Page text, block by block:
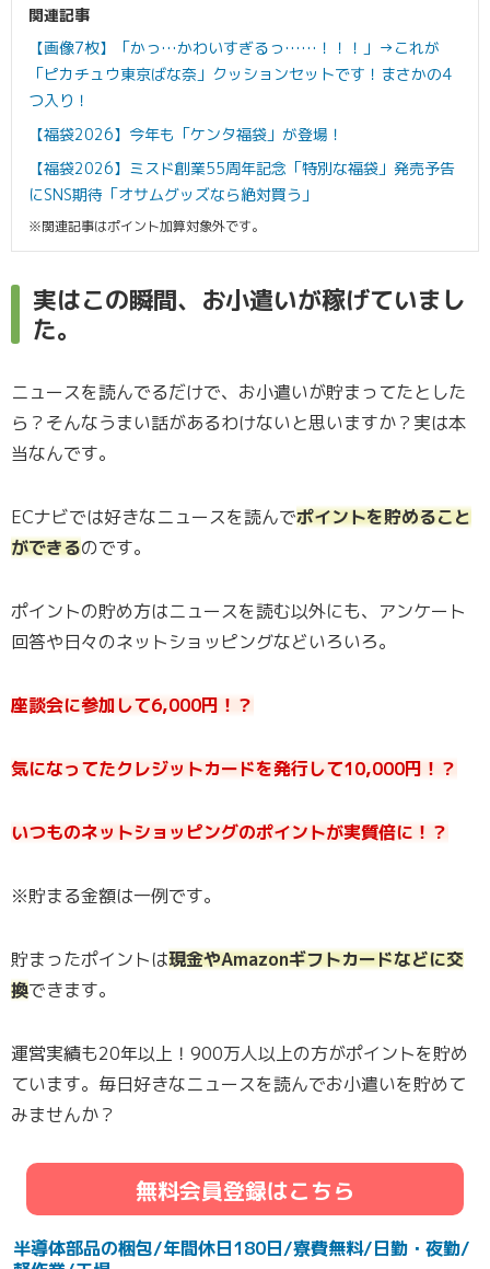
関連記事
【画像7枚】「かっ…かわいすぎるっ……！！！」→これが
「ピカチュウ東京ばな奈」クッションセットです！まさかの4
つ入り！
【福袋2026】今年も「ケンタ福袋」が登場！
【福袋2026】ミスド創業55周年記念「特別な福袋」発売予告
にSNS期待「オサムグッズなら絶対買う」
※関連記事はポイント加算対象外です。
実はこの瞬間、お小遣いが稼げていまし
た。
ニュースを読んでるだけで、お小遣いが貯まってたとした
ら？そんなうまい話があるわけないと思いますか？実は本
当なんです。
ECナビでは好きなニュースを読んでポイントを貯めること
ができるのです。
ポイントの貯め方はニュースを読む以外にも、アンケート
回答や日々のネットショッピングなどいろいろ。
座談会に参加して6,000円！？
気になってたクレジットカードを発行して10,000円！？
いつものネットショッピングのポイントが実質倍に！？
※貯まる金額は一例です。
貯まったポイントは現金やAmazonギフトカードなどに交
換できます。
運営実績も20年以上！900万人以上の方がポイントを貯め
ています。毎日好きなニュースを読んでお小遣いを貯めて
みませんか？
無料会員登録はこちら
半導体部品の梱包/年間休日180日/寮費無料/日勤・夜勤/